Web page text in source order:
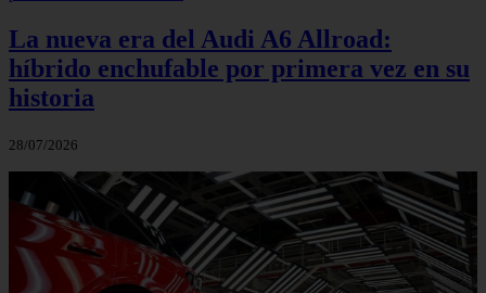
La nueva era del Audi A6 Allroad:
híbrido enchufable por primera vez en su
historia
28/07/2026